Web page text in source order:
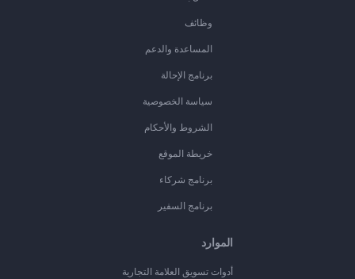
وظائف
المساعدة والدعم
برنامج الإحالة
سياسة الخصوصية
الشروط والأحكام
خريطة الموقع
برنامج شركاء
برنامج السفير
الموارد
أدوات تسويق العلامة التجارية